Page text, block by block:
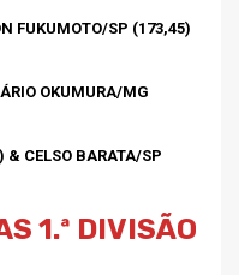
FUKUMOTO/SP (173,45)
OKUMURA/MG
& CELSO BARATA/SP
1.ª DIVISÃO